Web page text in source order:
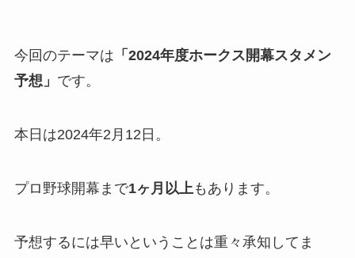
今回のテーマは 「2024年度ホークス開幕スタメン
予想」 です。
本日は2024年2月12日。
プロ野球開幕まで1ヶ月以上もあります。
予想するには早いということは重々承知してま